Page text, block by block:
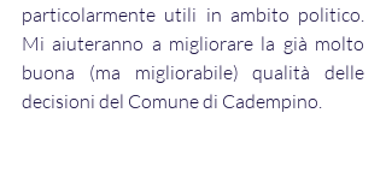
particolarmente utili in ambito politico.
Mi aiuteranno a migliorare la già molto
buona (ma migliorabile) qualità delle
decisioni del Comune di Cadempino.